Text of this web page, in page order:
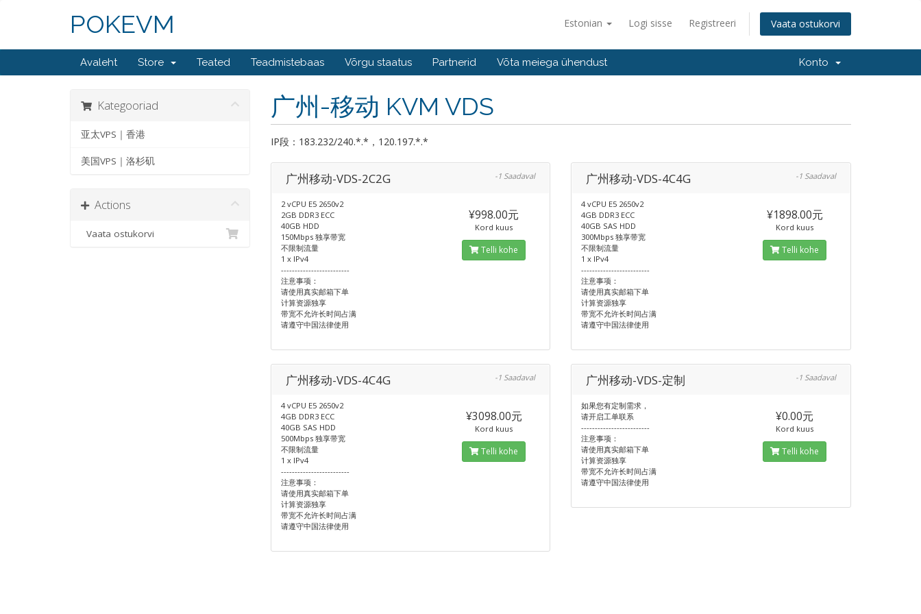
Estonian Logi sisse Registreeri Vaata ostukorvi
POKEVM
Avaleht Store Teated Teadmistebaas Võrgu staatus Partnerid Võta meiega ühendust Konto
广州-移动 KVM VDS
IP段：183.232/240.*.*，120.197.*.*
Kategooriad
亚太VPS｜香港
美国VPS｜洛杉矶
Actions
Vaata ostukorvi
广州移动-VDS-2C2G -1 Saadaval
2 vCPU E5 2650v2
2GB DDR3 ECC
40GB HDD
150Mbps 独享带宽
不限制流量
1 x IPv4
-------------------------
注意事项：
请使用真实邮箱下单
计算资源独享
带宽不允许长时间占满
请遵守中国法律使用
¥998.00元
Kord kuus
Telli kohe
广州移动-VDS-4C4G -1 Saadaval
4 vCPU E5 2650v2
4GB DDR3 ECC
40GB SAS HDD
300Mbps 独享带宽
不限制流量
1 x IPv4
-------------------------
注意事项：
请使用真实邮箱下单
计算资源独享
带宽不允许长时间占满
请遵守中国法律使用
¥1898.00元
Kord kuus
Telli kohe
广州移动-VDS-4C4G -1 Saadaval
4 vCPU E5 2650v2
4GB DDR3 ECC
40GB SAS HDD
500Mbps 独享带宽
不限制流量
1 x IPv4
-------------------------
注意事项：
请使用真实邮箱下单
计算资源独享
带宽不允许长时间占满
请遵守中国法律使用
¥3098.00元
Kord kuus
Telli kohe
广州移动-VDS-定制 -1 Saadaval
如果您有定制需求，
请开启工单联系
-------------------------
注意事项：
请使用真实邮箱下单
计算资源独享
带宽不允许长时间占满
请遵守中国法律使用
¥0.00元
Kord kuus
Telli kohe